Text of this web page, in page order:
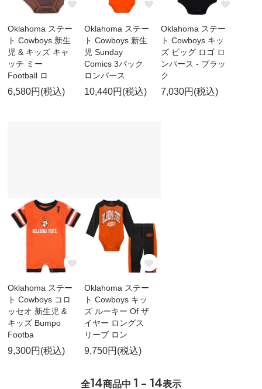
Oklahoma ステー
ト Cowboys 新生
児 & キッズ キャ
ッチ ミー
Football ロ
6,580円(税込)
Oklahoma ステー
ト Cowboys 新生
児 Sunday
Comics 3パック
ロンパース
10,440円(税込)
Oklahoma ステー
ト Cowboys キッ
ズ ビッグ ロゴ ロ
ンパース - ブラッ
ク
7,030円(税込)
Oklahoma ステー
ト Cowboys コロ
ッセオ 新生児 &
キッズ Bumpo
Footba
9,300円(税込)
Oklahoma ステー
ト Cowboys キッ
ズ ルーキー Of ザ
イヤー ロングス
リーブ ロン
9,750円(税込)
全14商品中 1 - 14表示